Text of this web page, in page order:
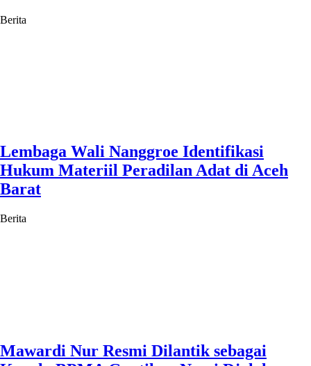
Berita
Lembaga Wali Nanggroe Identifikasi
Hukum Materiil Peradilan Adat di Aceh
Barat
Berita
Mawardi Nur Resmi Dilantik sebagai